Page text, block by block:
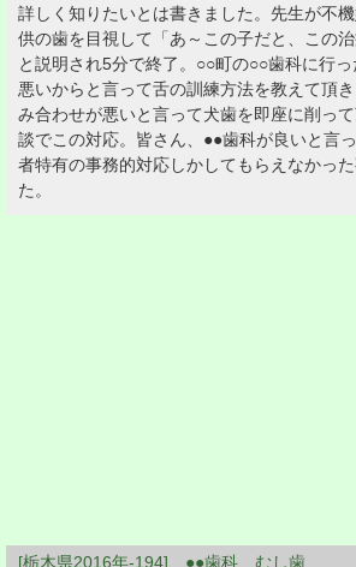
詳しく知りたいとは書きました。先生が不
供の歯を目視して「あ～この子だと、この
と説明され5分で終了。○○町の○○歯科に行
悪いからと言って舌の訓練方法を教えて頂
み合わせが悪いと言って犬歯を即座に削っ
談でこの対応。皆さん、●●歯科が良いと言
者特有の事務的対応しかしてもらえなかっ
た。
[栃木県2016年-194] ●●歯科 むし歯